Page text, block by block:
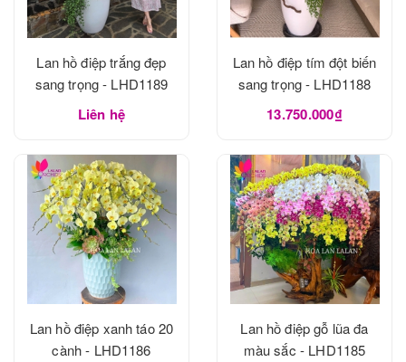
Lan hồ điệp trắng đẹp
sang trọng - LHD1189
Liên hệ
Lan hồ điệp tím đột biến
sang trọng - LHD1188
13.750.000₫
Lan hồ điệp xanh táo 20
cành - LHD1186
Lan hồ điệp gỗ lũa đa
màu sắc - LHD1185